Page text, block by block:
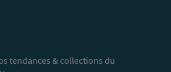
tendances & collections du